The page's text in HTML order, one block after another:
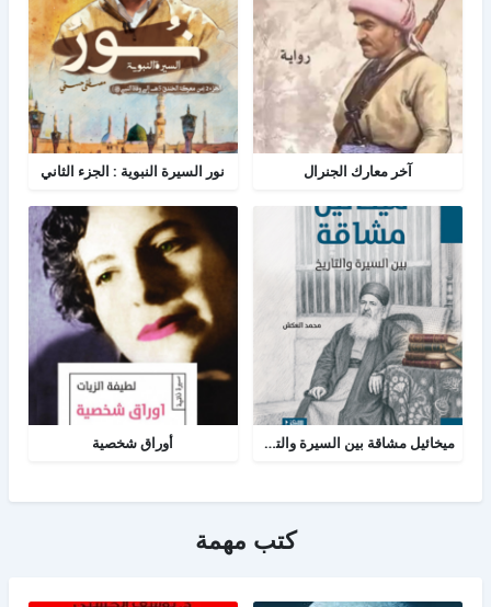
آخر معارك الجنرال نور السيرة النبوية : الجزء الثاني
ميخائيل مشاقة بين السيرة والتاريخ أوراق شخصية
كتب مهمة